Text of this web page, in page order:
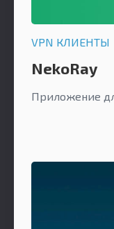
VPN КЛИЕНТЫ
NekoRay
Приложение